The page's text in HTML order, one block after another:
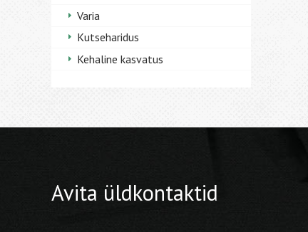
Varia
Kutseharidus
Kehaline kasvatus
Avita üldkontaktid